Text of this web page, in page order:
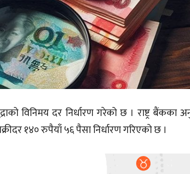
विनिमय दर निर्धारण गरेको छ । राष्ट्र बैंकका
१४० रुपैयाँ ५६ पैसा निर्धारण गरिएको छ ।